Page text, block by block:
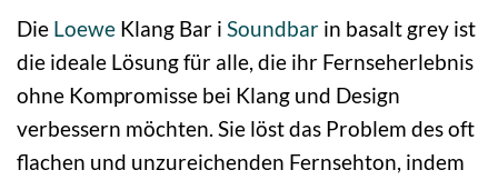
Die Loewe Klang Bar i Soundbar in basalt grey ist
die ideale Lösung für alle, die ihr Fernseherlebnis
ohne Kompromisse bei Klang und Design
verbessern möchten. Sie löst das Problem des oft
flachen und unzureichenden Fernsehton, indem